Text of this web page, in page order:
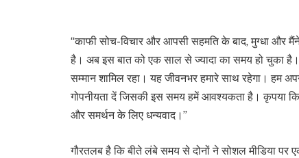
“काफी सोच-विचार और आपसी सहमति के बाद, मुग्धा और
है। अब इस बात को एक साल से ज्यादा का समय हो चुका
सम्मान शामिल रहा। यह जीवनभर हमारे साथ रहेगा। हम
गोपनीयता दें जिसकी इस समय हमें आवश्यकता है। कृपया
और समर्थन के लिए धन्यवाद।”
गौरतलब है कि बीते लंबे समय से दोनों ने सोशल मीडिया